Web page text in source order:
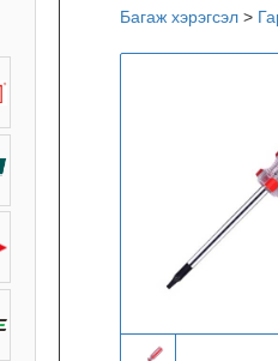
Багаж хэрэгсэл>